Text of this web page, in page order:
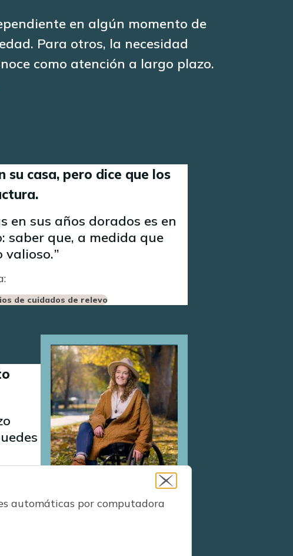
en algún momento de
Para otros, la necesidad
como atención a largo plazo.
casa, pero dice que los
en sus años dorados es en
saber que, a medida que
valioso.
de cuidados de relevo
Image
automáticas por computadora